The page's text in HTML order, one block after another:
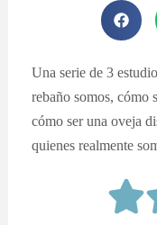
Una serie de 3
rebaño somos, cómo
cómo ser una oveja
quienes realmente